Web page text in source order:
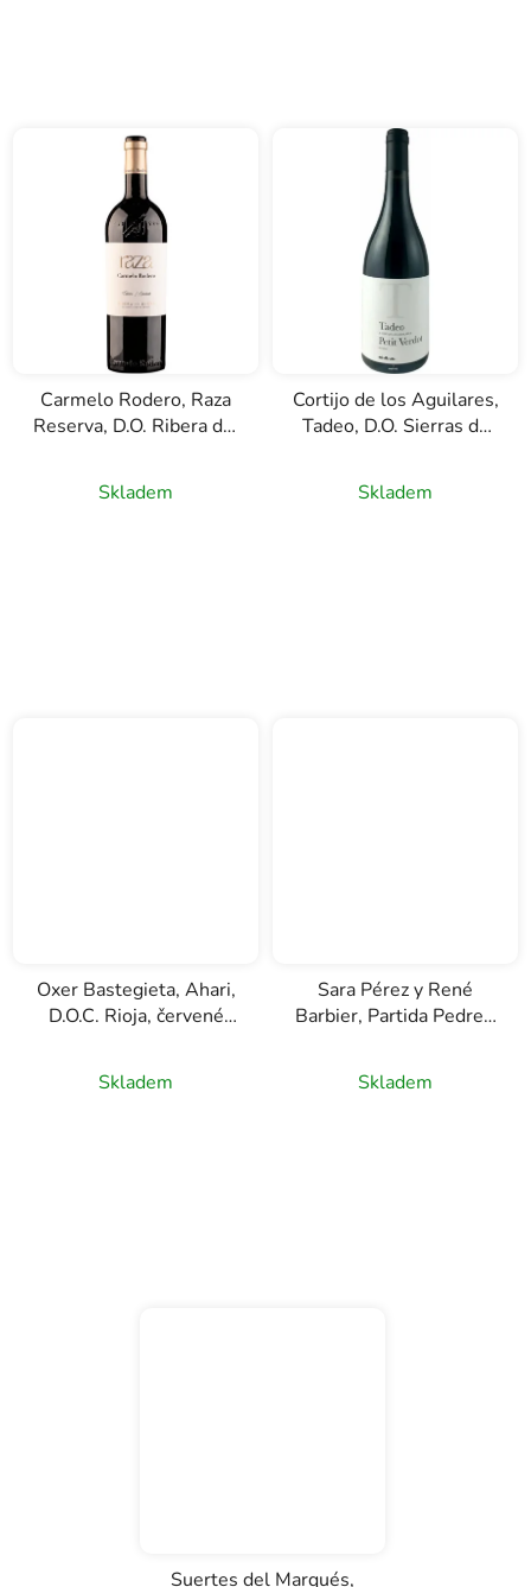
Carmelo Rodero, Raza
Reserva, D.O. Ribera del
0,75l
Skladem
Cortijo de los Aguilares,
Tadeo, D.O. Sierras de
0,75l
Skladem
Oxer Bastegieta, Ahari,
D.O.C. Rioja, červené
Skladem
Sara Pérez y René
Barbier, Partida Pedrer,
víno, 0,75l
Skladem
Suertes del Marqués,